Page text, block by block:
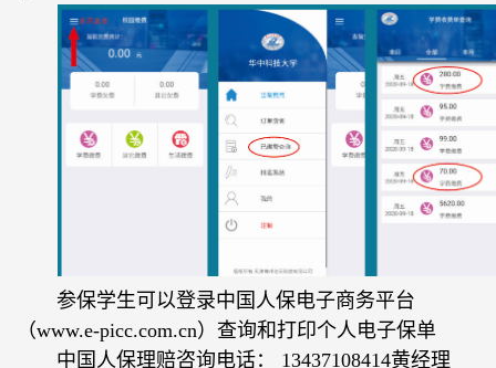
参保学生可以登录中国人保电子商务平台
（www.e-picc.com.cn）查询和打印个人电子保单
中国人保理赔咨询电话： 13437108414黄经理